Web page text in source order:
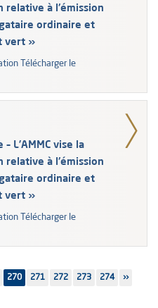
relative à l'émission
ordinaire et
vert »
Télécharger le
L’AMMC vise la
relative à l'émission
ordinaire et
vert »
Télécharger le
270 Page
271 Page
272 Page
273 Page
274
Page
››